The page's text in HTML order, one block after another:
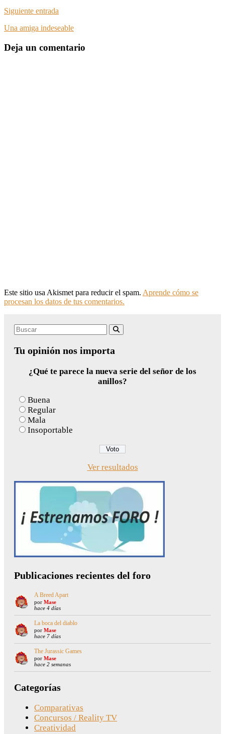
Siguiente entrada
Una amiga indeseable
Deja un comentario
Este sitio usa Akismet para reducir el spam. Aprende cómo se
procesan los datos de tus comentarios.
Search
Tu opinión nos importa
¿Qué te parece la nueva serie del señor de los
anillos?
Buena
Regular
Mala
Insoportable
Ver resultados
Publicaciones recientes del foro
A Breed Apart
por Mase
hace 4 días
La boca del diablo
por Mase
hace 7 días
The Jurassic Games
por Mase
hace 2 semanas
Categorías
Comparativas
Concursos / Reality TV
Creatividad